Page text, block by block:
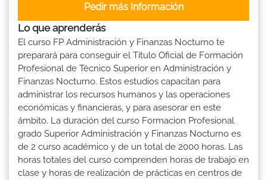
Pedir más Información
Lo que aprenderás
El curso FP Administración y Finanzas Nocturno te
preparará para conseguir el Título Oficial de Formación
Profesional de Técnico Superior en Administración y
Finanzas Nocturno. Estos estudios capacitan para
administrar los recursos humanos y las operaciones
económicas y financieras, y para asesorar en este
ámbito. La duración del curso Formacion Profesional
grado Superior Administración y Finanzas Nocturno es
de 2 curso académico y de un total de 2000 horas. Las
horas totales del curso comprenden horas de trabajo en
clase y horas de realización de prácticas en centros de